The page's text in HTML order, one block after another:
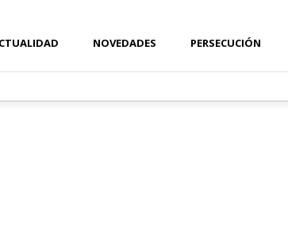
NOVEDADES PERSECUCIÓN